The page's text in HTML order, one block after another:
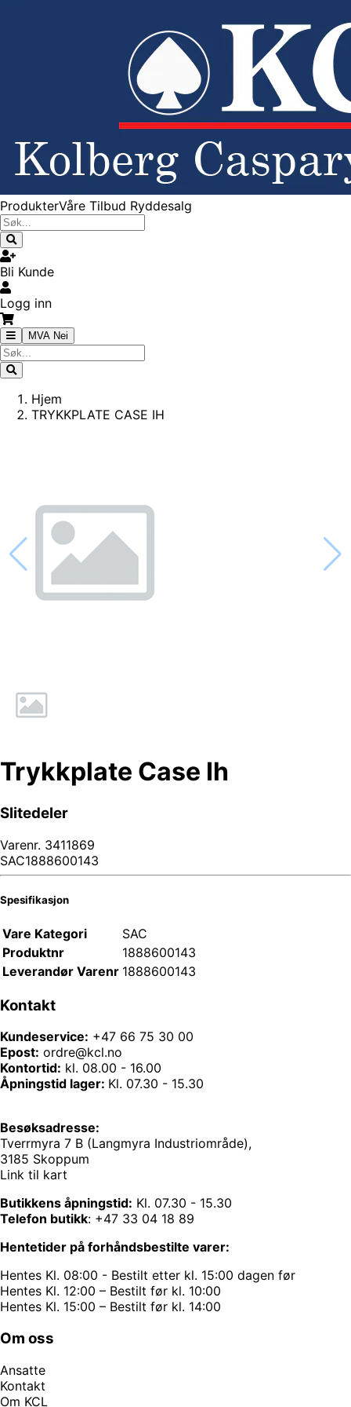
ProdukterVåre Tilbud Ryddesalg
Bli Kunde
Logg inn
MVA Nei
Hjem
TRYKKPLATE CASE IH
Trykkplate Case Ih
Slitedeler
Varenr. 3411869
SAC1888600143
Spesifikasjon
Vare Kategori
SAC
Produktnr
1888600143
Leverandør Varenr 1888600143
Kontakt
Kundeservice: +47 66 75 30 00
Epost: ordre@kcl.no
Kontortid: kl. 08.00 - 16.00
Åpningstid lager: Kl. 07.30 - 15.30
Besøksadresse:
Tverrmyra 7 B (Langmyra Industriområde),
3185 Skoppum
Link til kart
Butikkens åpningstid: Kl. 07.30 - 15.30
Telefon butikk: +47 33 04 18 89
Hentetider på forhåndsbestilte varer:
Hentes Kl. 08:00 - Bestilt etter kl. 15:00 dagen før
Hentes Kl. 12:00 – Bestilt før kl. 10:00
Hentes Kl. 15:00 – Bestilt før kl. 14:00
Om oss
Ansatte
Kontakt
Om KCL